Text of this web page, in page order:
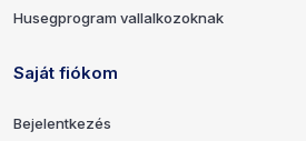
Husegprogram vallalkozoknak
Saját fiókom
Bejelentkezés